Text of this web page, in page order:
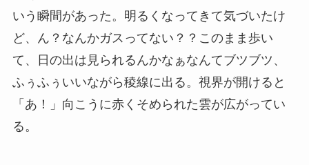
いう瞬間があった。明るくなってきて気づいたけ
ど、ん？なんかガスってない？？このまま歩い
て、日の出は見られるんかなぁなんてブツブツ、
ふぅふぅいいながら稜線に出る。視界が開けると
「あ！」向こうに赤くそめられた雲が広がってい
る。